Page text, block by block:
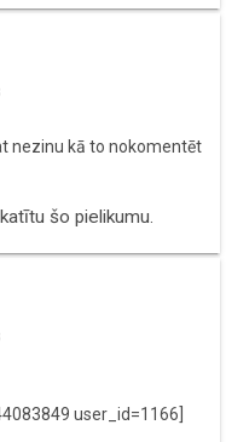
nezinu kā to nokomentēt
šo pielikumu.
user_id=1166]